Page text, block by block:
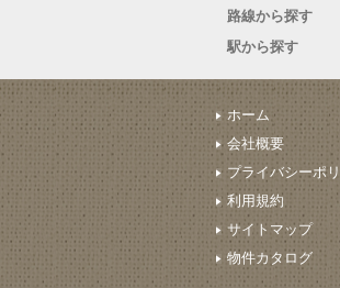
路線から探す
駅から探す
ホーム
会社概要
プライバシーポ
利用規約
サイトマップ
物件カタログ